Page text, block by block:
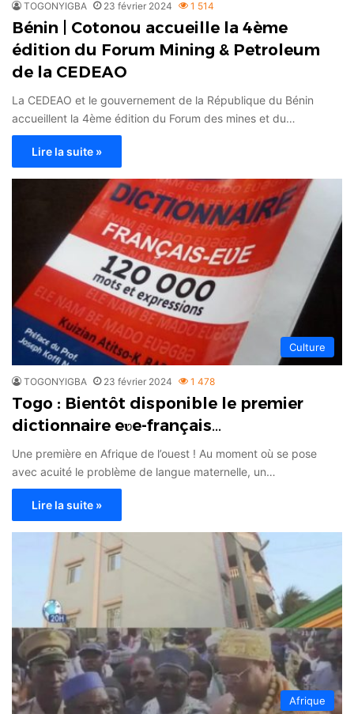
TOGONYIGBA 23 février 2024 1 514
Bénin | Cotonou accueille la 4ème
édition du Forum Mining & Petroleum
de la CEDEAO
La CEDEAO et le gouvernement de la République du Bénin
accueillent la 4ème édition du Forum des mines et du…
Lire la suite »
Culture
TOGONYIGBA 23 février 2024 1 478
Togo : Bientôt disponible le premier
dictionnaire eʋe-français…
Une première en Afrique de l’ouest ! Au moment où se pose
avec acuité le problème de langue maternelle, un…
Lire la suite »
Afrique